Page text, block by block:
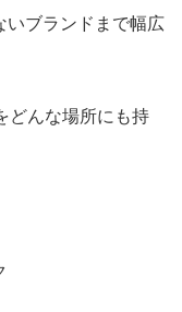
いブランドまで幅広
どんな場所にも持